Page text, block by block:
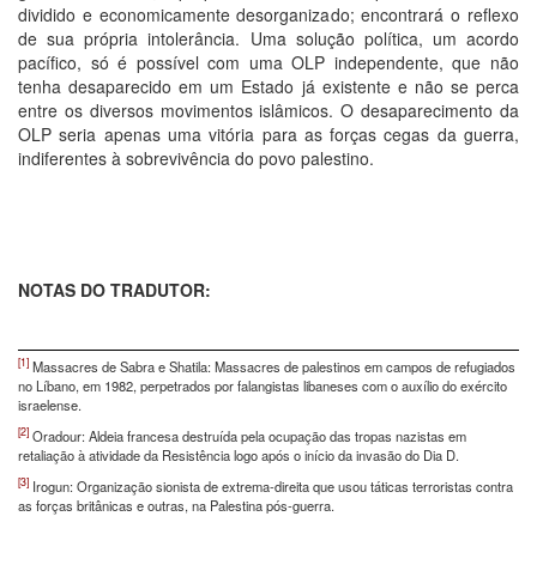
dividido e economicamente desorganizado; encontrará o reflexo
de sua própria intolerância. Uma solução política, um acordo
pacífico, só é possível com uma OLP independente, que não
tenha desaparecido em um Estado já existente e não se perca
entre os diversos movimentos islâmicos. O desaparecimento da
OLP seria apenas uma vitória para as forças cegas da guerra,
indiferentes à sobrevivência do povo palestino.
NOTAS DO TRADUTOR:
[1] Massacres de Sabra e Shatila: Massacres de palestinos em campos de refugiados
no Líbano, em 1982, perpetrados por falangistas libaneses com o auxílio do exército
israelense.
[2] Oradour: Aldeia francesa destruída pela ocupação das tropas nazistas em
retaliação à atividade da Resistência logo após o início da invasão do Dia D.
[3] Irogun: Organização sionista de extrema-direita que usou táticas terroristas contra
as forças britânicas e outras, na Palestina pós-guerra.